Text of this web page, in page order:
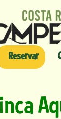
to
Reservar